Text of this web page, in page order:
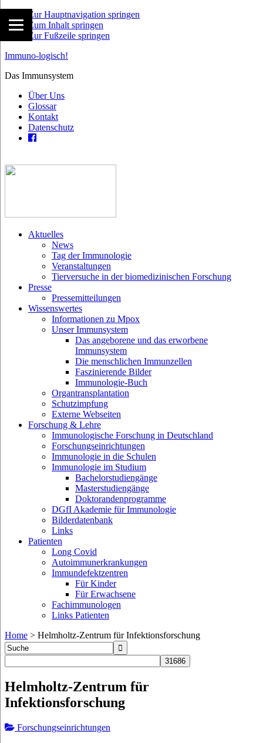
Zur Hauptnavigation springen
Zum Inhalt springen
Zur Fußzeile springen
Immuno-logisch!
Das Immunsystem
Über Uns
Glossar
Kontakt
Datenschutz
Aktuelles
News
Tag der Immunologie
Veranstaltungen
Tierversuche in der biomedizinischen Forschung
Presse
Pressemitteilungen
Wissenswertes
Informationen zu Mpox
Unser Immunsystem
Das angeborene und das erworbene
Immunsystem
Die menschlichen Immunzellen
Faszinierende Bilder
Immunologie-Buch
Organtransplantation
Schutzimpfung
Externe Webseiten
Forschung & Lehre
Immunologische Forschung in Deutschland
Forschungseinrichtungen
Immunologie in die Schulen
Immunologie im Studium
Bachelorstudiengänge
Masterstudiengänge
Doktorandenprogramme
DGfI Akademie für Immunologie
Bilderdatenbank
Links
Patienten
Long Covid
Autoimmunerkrankungen
Immundefektzentren
Für Kinder
Für Erwachsene
Fachimmunologen
Links Patienten
Home > Helmholtz-Zentrum für Infektionsforschung
Helmholtz-Zentrum für
Infektionsforschung
Forschungseinrichtungen